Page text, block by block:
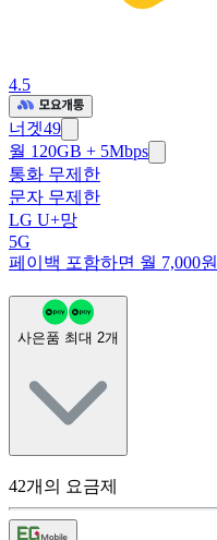
4.5
너겟49
월 120GB + 5Mbps
통화 무제한
문자 무제한
LG U+망
5G
페이백 포함하면 월 7,000원
사은품 최대 2개
42개의 요금제